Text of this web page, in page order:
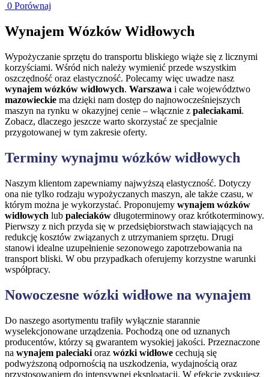
0 Porównaj
Wynajem Wózków Widłowych
Wypożyczanie sprzętu do transportu bliskiego wiąże się z licznymi
korzyściami. Wśród nich należy wymienić przede wszystkim
oszczędność oraz elastyczność. Polecamy więc uwadze nasz
wynajem wózków widłowych. Warszawa i całe województwo
mazowieckie ma dzięki nam dostęp do najnowocześniejszych
maszyn na rynku w okazyjnej cenie – włącznie z paleciakami.
Zobacz, dlaczego jeszcze warto skorzystać ze specjalnie
przygotowanej w tym zakresie oferty.
Terminy wynajmu wózków widłowych
Naszym klientom zapewniamy najwyższą elastyczność. Dotyczy
ona nie tylko rodzaju wypożyczanych maszyn, ale także czasu, w
którym można je wykorzystać. Proponujemy wynajem wózków
widłowych lub paleciaków długoterminowy oraz krótkoterminowy.
Pierwszy z nich przyda się w przedsiębiorstwach stawiających na
redukcję kosztów związanych z utrzymaniem sprzętu. Drugi
stanowi idealne uzupełnienie sezonowego zapotrzebowania na
transport bliski. W obu przypadkach oferujemy korzystne warunki
współpracy.
Nowoczesne wózki widłowe na wynajem
Do naszego asortymentu trafiły wyłącznie starannie
wyselekcjonowane urządzenia. Pochodzą one od uznanych
producentów, którzy są gwarantem wysokiej jakości. Przeznaczone
na wynajem paleciaki oraz wózki widłowe cechują się
podwyższoną odpornością na uszkodzenia, wydajnością oraz
przystosowaniem do intensywnej eksploatacji. W efekcie zyskujesz